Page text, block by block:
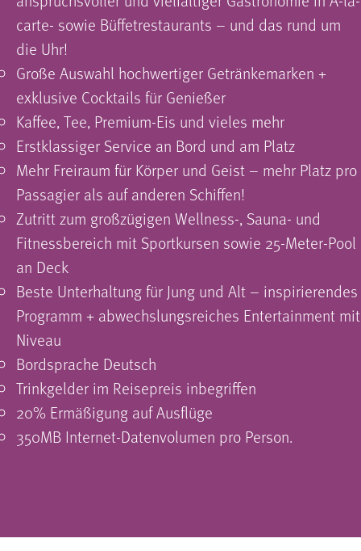
carte- sowie Büffet­restaurants – und das rund um
die Uhr!
Große Auswahl hochwertiger Getränkemarken +
exklusive Cocktails für Genießer
Kaffee, Tee, Premium-Eis und vieles mehr
Erstklassiger Service an Bord und am Platz
Mehr Freiraum für Körper und Geist – mehr Platz pro
Passagier als auf anderen Schiffen!
Zutritt zum großzügigen Wellness-, Sauna- und
Fitnessbereich mit Sportkursen sowie 25-Meter-Pool
an Deck
Beste Unterhaltung für Jung und Alt – inspirierendes
Programm + abwechslungsreiches Entertainment mit
Niveau
Bordsprache Deutsch
Trinkgelder im Reisepreis inbegriffen
20% Ermäßigung auf Ausflüge
350MB Internet-Datenvolumen pro Person.